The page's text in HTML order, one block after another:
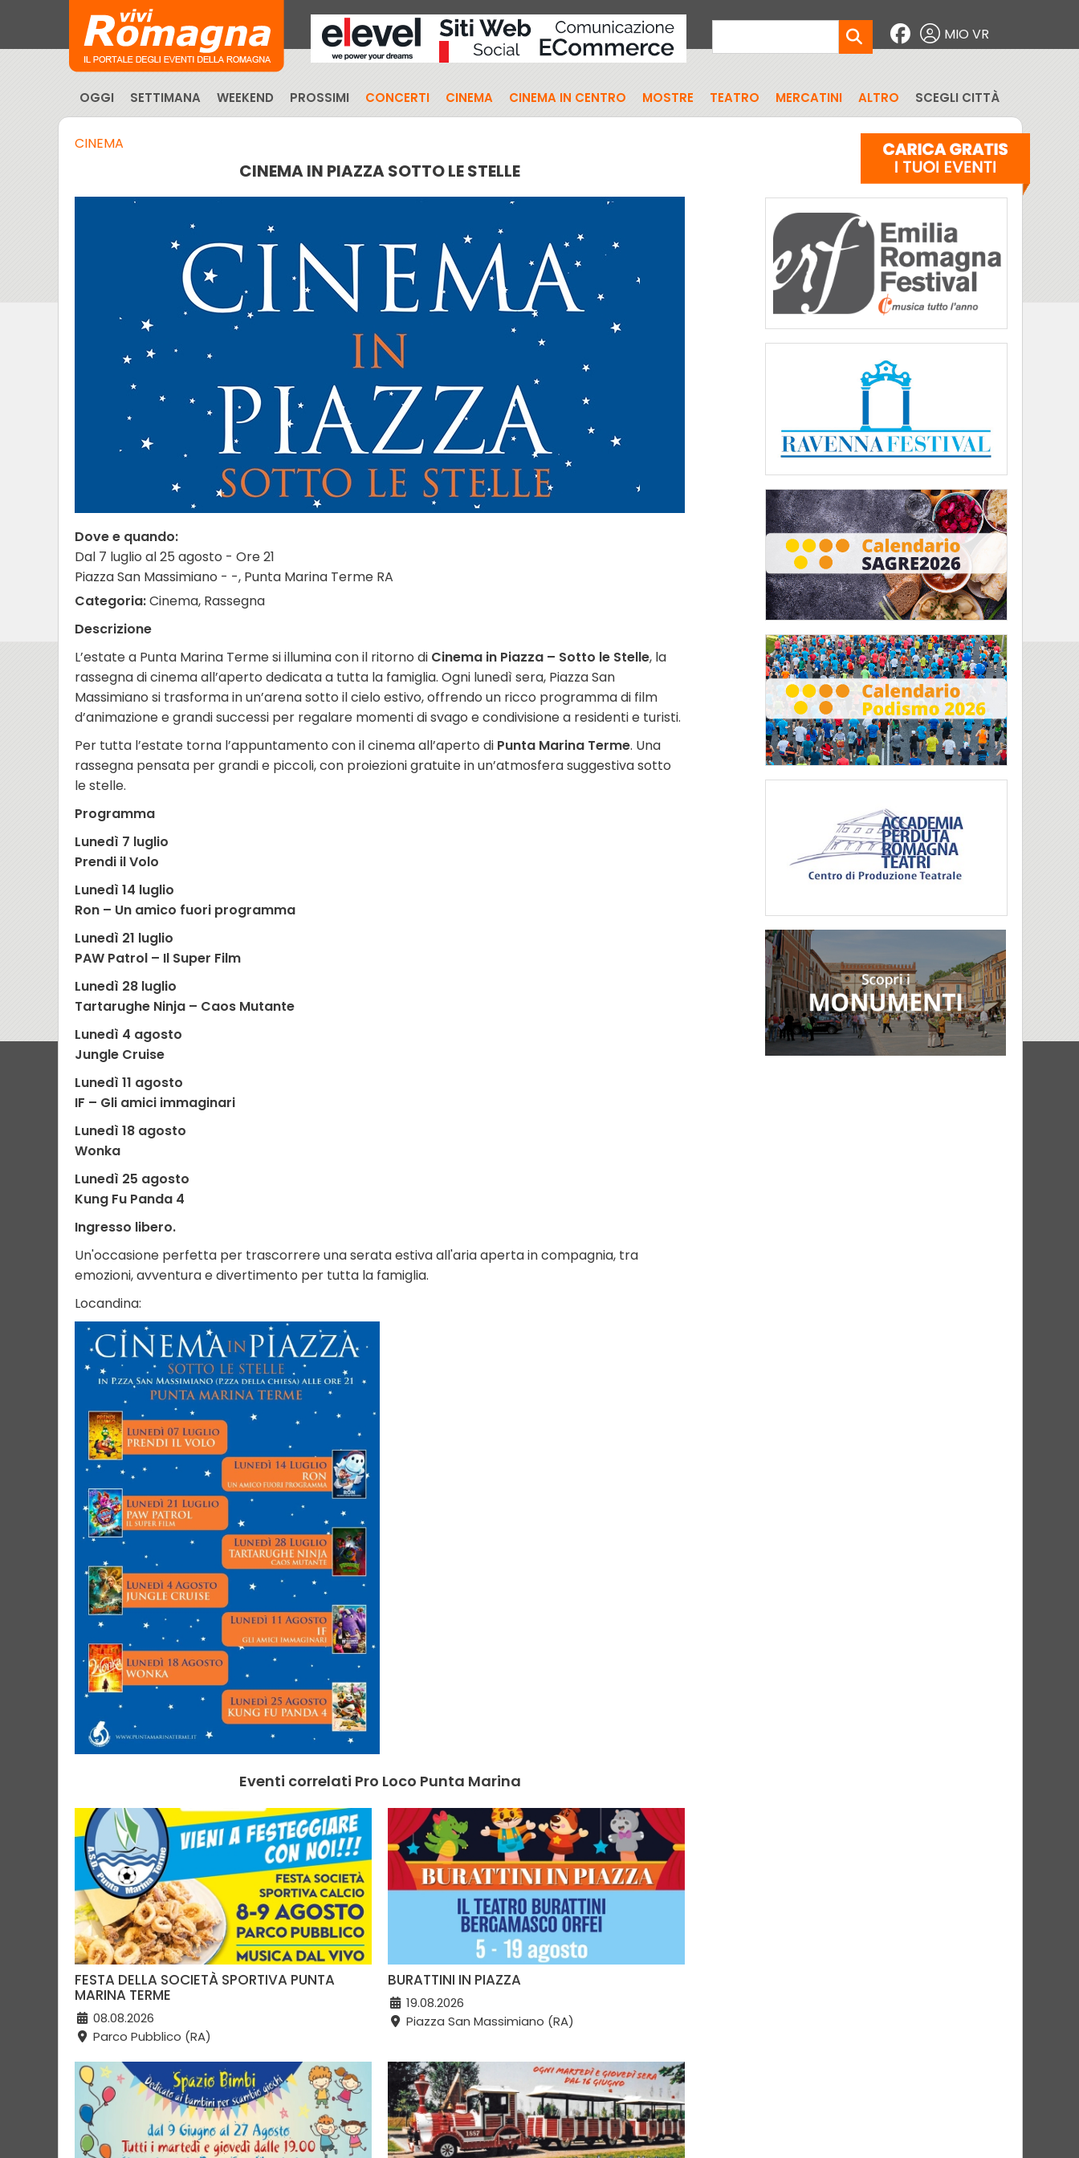
MIO VR
OGGI SETTIMANA WEEKEND PROSSIMI CONCERTI CINEMA CINEMA IN CENTRO MOSTRE TEATRO MERCATINI ALTRO SCEGLI CITTÀ
CINEMA
CINEMA IN PIAZZA SOTTO LE STELLE
Dove e quando:
Dal 7 luglio al 25 agosto - Ore 21
Piazza San Massimiano - -, Punta Marina Terme RA
Categoria:Cinema, Rassegna
Descrizione
L’estate a Punta Marina Terme si illumina con il ritorno di Cinema in Piazza – Sotto le Stelle, la
rassegna di cinema all’aperto dedicata a tutta la famiglia. Ogni lunedì sera, Piazza San
Massimiano si trasforma in un’arena sotto il cielo estivo, offrendo un ricco programma di film
d’animazione e grandi successi per regalare momenti di svago e condivisione a residenti e turisti.
Per tutta l’estate torna l’appuntamento con il cinema all’aperto di Punta Marina Terme. Una
rassegna pensata per grandi e piccoli, con proiezioni gratuite in un’atmosfera suggestiva sotto
le stelle.
Programma
Lunedì 7 luglio
Prendi il Volo
Lunedì 14 luglio
Ron – Un amico fuori programma
Lunedì 21 luglio
PAW Patrol – Il Super Film
Lunedì 28 luglio
Tartarughe Ninja – Caos Mutante
Lunedì 4 agosto
Jungle Cruise
Lunedì 11 agosto
IF – Gli amici immaginari
Lunedì 18 agosto
Wonka
Lunedì 25 agosto
Kung Fu Panda 4
Ingresso libero.
Un'occasione perfetta per trascorrere una serata estiva all'aria aperta in compagnia, tra
emozioni, avventura e divertimento per tutta la famiglia.
Locandina:
Eventi correlati Pro Loco Punta Marina
FESTA DELLA SOCIETÀ SPORTIVA PUNTA
MARINA TERME
08.08.2026
Parco Pubblico (RA)
BURATTINI IN PIAZZA
19.08.2026
Piazza San Massimiano (RA)